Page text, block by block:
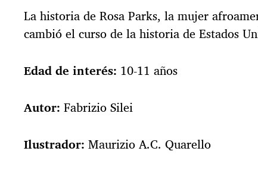
d
e
l
e
r
d
a
La historia de Rosa Parks, la mujer
cambió el curso de la historia de Estados
Edad de interés: 10-11 años
Autor: Fabrizio Silei
Ilustrador: Maurizio A.C. Quarello